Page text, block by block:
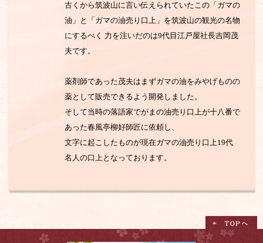
古くから筑波山に言い伝えられていたこの「ガマの
油」と「ガマの油売り口上」を筑波山の観光の名物
にするべく 力を注いだのは9代目江戸屋社長吉岡茂
夫です。
薬剤師であった茂夫はまずガマの油をみやげものの
薬として販売できるよう開発しました。
そして当時の落語家でがまの油売り口上が十八番で
あった春風亭柳好師匠に依頼し、
文字に起こしたものが現在ガマの油売り口上19代
名人の口上となっております。